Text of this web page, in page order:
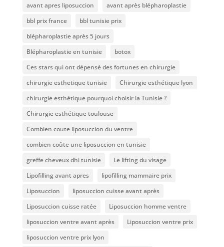
avant apres liposuccion
avant après blépharoplastie
bbl prix france
bbl tunisie prix
blépharoplastie après 5 jours
Blépharoplastie en tunisie
botox
Ces stars qui ont dépensé des fortunes en chirurgie
chirurgie esthetique tunisie
Chirurgie esthétique lyon
chirurgie esthétique pourquoi choisir la Tunisie ?
Chirurgie esthétique toulouse
Combien coute liposuccion du ventre​
combien coûte une liposuccion en tunisie
greffe cheveux dhi tunisie
Le lifting du visage
Lipofilling avant apres
lipofilling mammaire prix
Liposuccion
liposuccion cuisse avant après
Liposuccion cuisse ratée
Liposuccion homme ventre
liposuccion ventre avant après
Liposuccion ventre prix
liposuccion ventre prix lyon